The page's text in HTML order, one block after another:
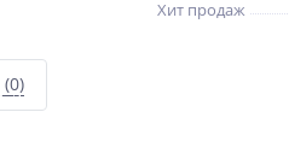
Хит продаж
(0)